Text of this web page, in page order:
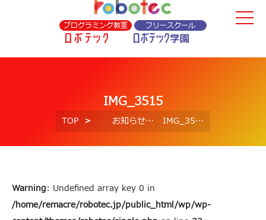
プログラミング教室 フリースクール
IMG_3515
TOP お知らせ IMG_3515
Warning: Undefined array key 0 in
/home/remacre/robotec.jp/public_html/wp/wp-